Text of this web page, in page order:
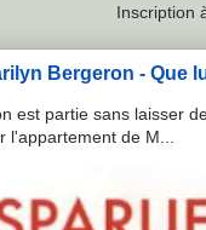
Inscription
Bergeron - Que
est partie sans laisser
l'appartement de M...